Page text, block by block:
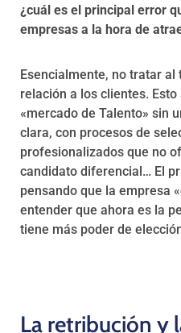
¿cuál es el principal error
empresas a la hora de
Esencialmente, no tratar
relación a los clientes.
«mercado de Talento» sin
clara, con procesos de
profesionalizados que no
candidato diferencial… El
pensando que la empresa
entender que ahora es la
tiene más poder de
La retribución y